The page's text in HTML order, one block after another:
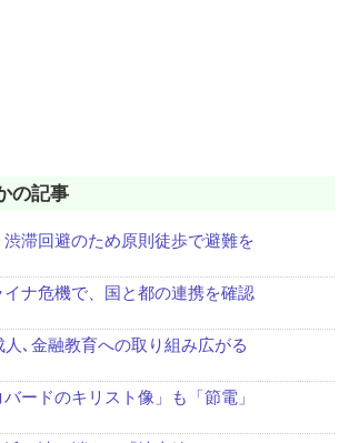
の記事
滞回避のため原則徒歩で避難を
イナ危機で、国と都の連携を確認
､金融教育への取り組み広がる
ードのキリスト像」も「節電」